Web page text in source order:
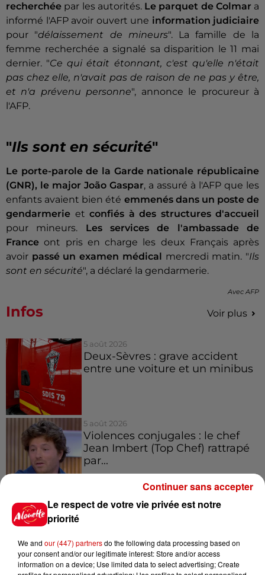
recherchée par les autorités.Le parquet de Colmar a
informé l'AFP avoir ouvert une information judiciaire
pour "délaissement de mineurs". La famille de la
femme recherchée a signalé sa disparition le 11 mai
dernier. "Ce qui était étonnant, c'est qu'elle n'était
pas chez elle, n'avait pas de raison de ne pas y être,
et n'a prévenu personne", annonce le procureur à
l'AFP.
"Ils sont en sécurité"
Le porte-parole de la Garde nationale républicaine
(GNR), le major João Gaspar, a assuré à l'AFP que les
enfants avaient bien été emmenés dans un poste de
gendarmerie et confiés à des structures d'accueil
pour mineurs. Les services de l'ambassade de
France ont pris en charge les deux Français après
avoir passé un examen médical mercredi matin. "Ils
sont en sécurité", a déclaré la gendarmerie.
Avec AFP
Infos Voir plus
5 août 2026
Deux-Sèvres : grave accident
entre une voiture et un minibus
5 août 2026
Violences conjugales : le chef
Jean Imbert (Top Chef) rattrapé
par...
5 août 2026
Gironde...
Le respect de votre vie privée est notre
priorité
We and our (447) partnersdo the following data processing based on
your consent and/or our legitimate interest: Store and/or access
information on a device; Use limited data to select advertising; Create
Continuer sans accepter